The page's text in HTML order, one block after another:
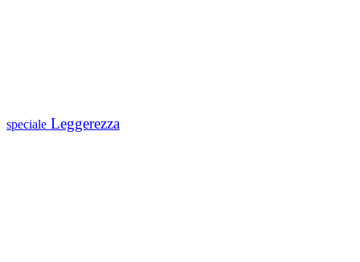
speciale Leggerezza